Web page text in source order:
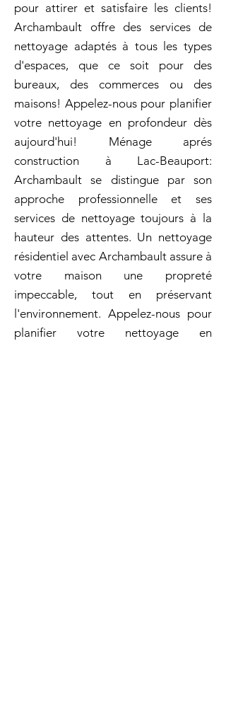
pour attirer et satisfaire les clients!
Archambault offre des services de
nettoyage adaptés à tous les types
d'espaces, que ce soit pour des
bureaux, des commerces ou des
maisons! Appelez-nous pour planifier
votre nettoyage en profondeur dès
aujourd'hui! Ménage aprés
construction à Lac-Beauport:
Archambault se distingue par son
approche professionnelle et ses
services de nettoyage toujours à la
hauteur des attentes. Un nettoyage
résidentiel avec Archambault assure à
votre maison une propreté
impeccable, tout en préservant
l'environnement. Appelez-nous pour
planifier votre nettoyage en